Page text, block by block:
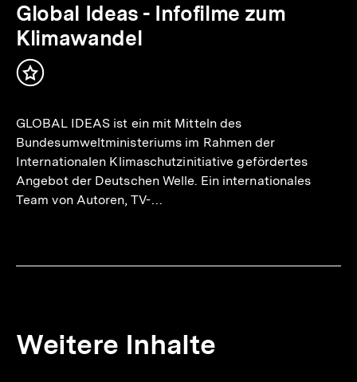
Global Ideas - Infofilme zum
Klimawandel
Inhalt
GLOBAL IDEAS ist ein mit Mitteln des
Bundesumweltministeriums im Rahmen der
Internationalen Klimaschutzinitiative gefördertes
Angebot der Deutschen Welle. Ein internationales
Team von Autoren, TV-…
Weitere Inhalte